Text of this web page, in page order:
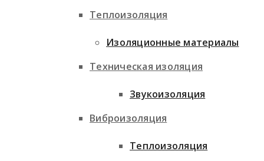
Теплоизоляция
Техническая изоляция
Виброизоляция
Изоляционные материалы
Звукоизоляция
Теплоизоляция